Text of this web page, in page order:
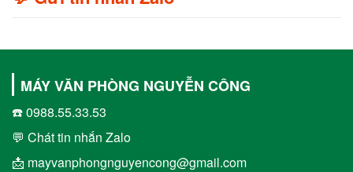
MÁY VĂN PHÒNG NGUYỄN CÔNG
☎️ 0988.55.33.53
💬 Chát tin nhắn Zalo
📩 mayvanphongnguyencong@gmail.com